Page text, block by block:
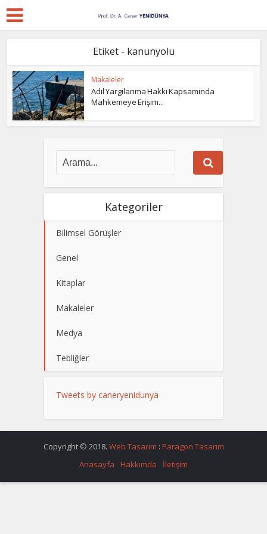
Etiket - kanunyolu
Makaleler
Adil Yargılanma Hakkı Kapsamında
Mahkemeye Erişim...
Kategoriler
Bilimsel Görüşler
Genel
Kitaplar
Makaleler
Medya
Tebliğler
Tweets by caneryenidunya
Copyright © 2018. Web Tasarım : Paragon Tasarım
Anasayfa
Hakkımda İletişim